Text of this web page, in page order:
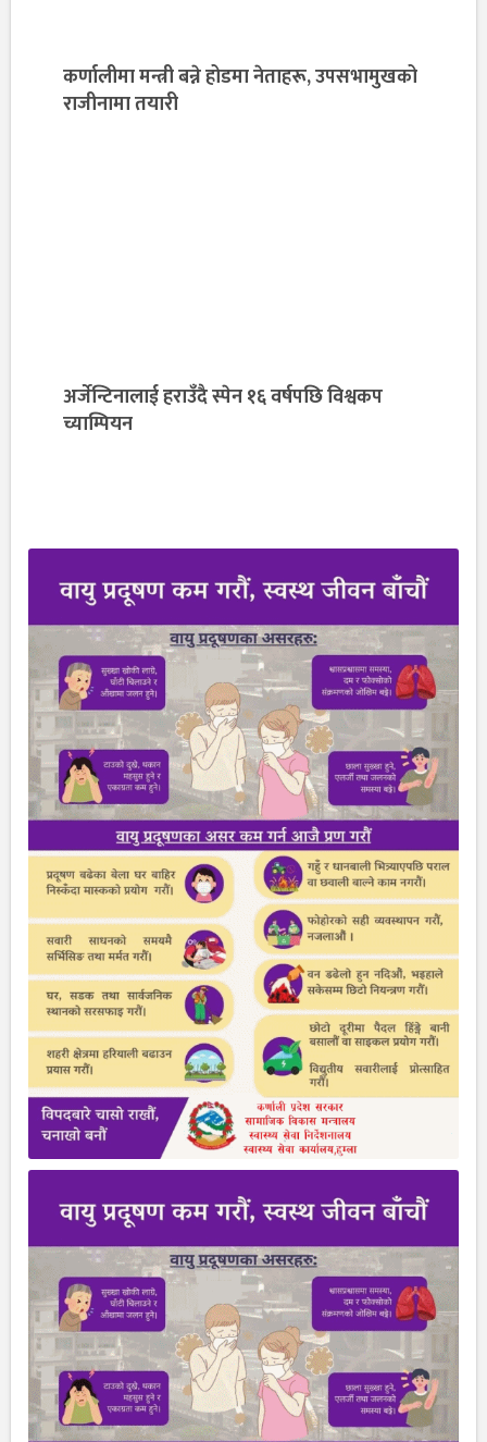
कर्णालीमा मन्त्री बन्ने होडमा नेताहरू, उपसभामुखको
राजीनामा तयारी
अर्जेन्टिनालाई हराउँदै स्पेन १६ वर्षपछि विश्वकप
च्याम्पियन